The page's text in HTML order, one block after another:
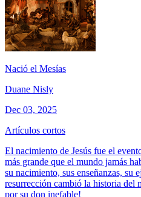
Nació el Mesías
Duane Nisly
Dec 03, 2025
Artículos cortos
El nacimiento de Jesús fue el
más grande que el mundo jamás
su nacimiento, sus enseñanzas, su
resurrección cambió la historia del
por su don inefable!